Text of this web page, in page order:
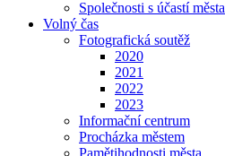
Společnosti s účastí města
Volný čas
Fotografická soutěž
2020
2021
2022
2023
Informační centrum
Procházka městem
Pamětihodnosti města